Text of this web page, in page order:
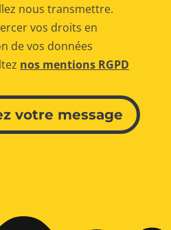
nous transmettre.
vos droits en
de vos données
nos mentions RGPD
votre message